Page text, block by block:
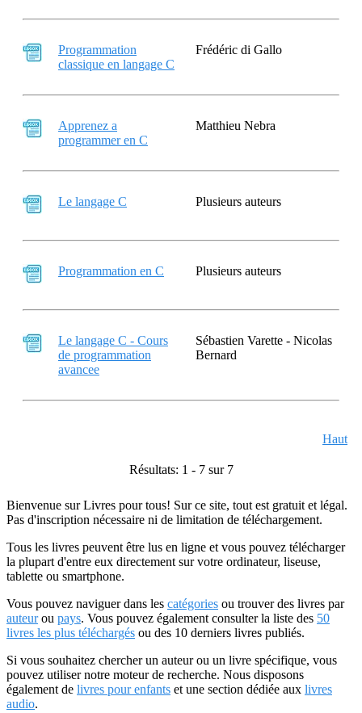
Programmation
classique en langage C
Frédéric di Gallo
Apprenez a
programmer en C
Matthieu Nebra
Le langage C Plusieurs auteurs
Programmation en C Plusieurs auteurs
Le langage C - Cours
de programmation
avancee
Sébastien Varette - Nicolas
Bernard
Haut
Résultats: 1 - 7 sur 7
Bienvenue sur Livres pour tous! Sur ce site, tout est gratuit et légal.
Pas d'inscription nécessaire ni de limitation de téléchargement.
Tous les livres peuvent être lus en ligne et vous pouvez télécharger
la plupart d'entre eux directement sur votre ordinateur, liseuse,
tablette ou smartphone.
Vous pouvez naviguer dans les catégories ou trouver des livres par
auteurou pays. Vous pouvez également consulter la liste des 50
livres les plus téléchargés ou des 10 derniers livres publiés.
Si vous souhaitez chercher un auteur ou un livre spécifique, vous
pouvez utiliser notre moteur de recherche. Nous disposons
également de livres pour enfants et une section dédiée aux livres
audio.